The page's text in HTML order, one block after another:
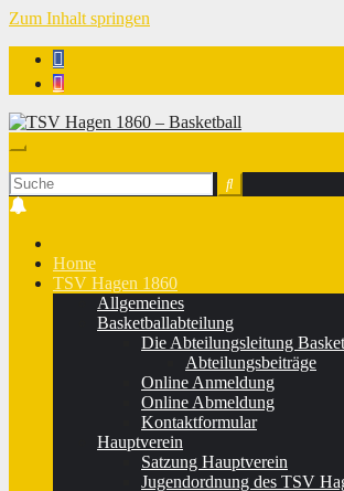
Zum Inhalt springen
Home
TSV Hagen 1860
Allgemeines
Basketballabteilung
Die Abteilungsleitung
Abteilungsbeiträge
Online Anmeldung
Online Abmeldung
Kontaktformular
Hauptverein
Satzung Hauptverein
Jugendordnung des TSV